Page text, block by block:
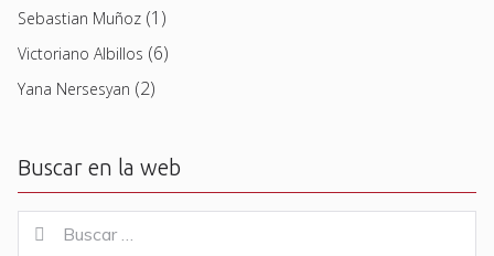
Sebastian Muñoz (1)
Victoriano Albillos (6)
Yana Nersesyan (2)
Buscar en la web
for:
Buscar